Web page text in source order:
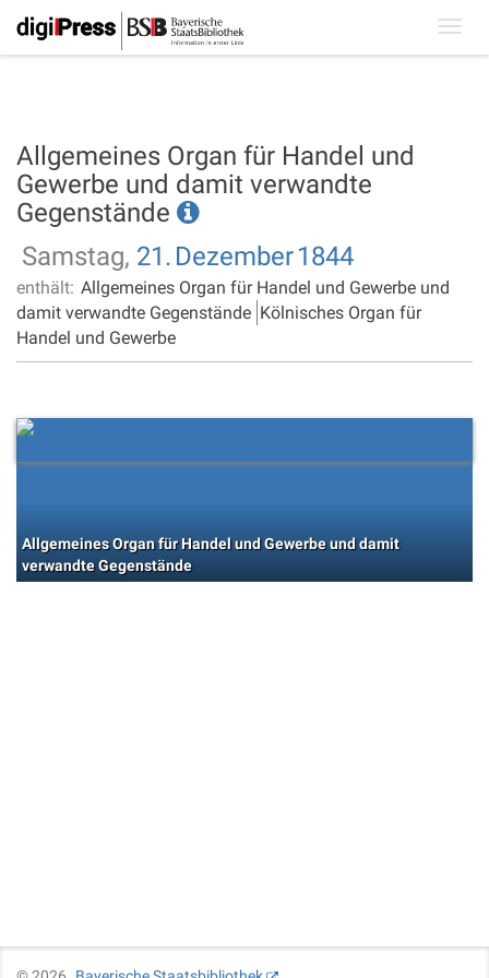
Allgemeines Organ für Handel und
Gewerbe und damit verwandte
Gegenstände
Samstag, 21. Dezember1844
enthält: Allgemeines Organ für Handel und Gewerbe und
damit verwandte Gegenstände Kölnisches Organ für
Handel und Gewerbe
Allgemeines Organ für Handel und Gewerbe und damit
verwandte Gegenstände